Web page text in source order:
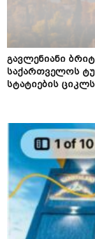
გავლენიანი
საქართველოს
სტატიების ციკლს